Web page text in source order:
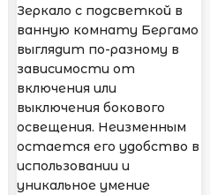
Зеркало с подсветкой в
ванную комнату Бергамо
выглядит по-разному в
зависимости от
включения или
выключения бокового
освещения. Неизменным
остается его удобство в
использовании и
уникальное умение